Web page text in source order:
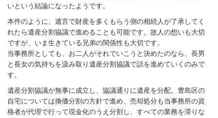
いという結論になったようです。
本件のように、遺言で財産を多くもらう側の相続人が了承してく
れたら遺産分割協議で進めることも可能です。故人の想いも大切
ですが、いま生きている兄弟の関係性も大切です。
当事務所としても、お二人がそれでいこうと決めたのなら、長男
と長女の気持ちを汲み取り遺産分割協議で話を進めていくのみで
す。
遺産分割協議が無事に成立し、協議通りに遺産を分配。豊島区の
自宅については換価分割の方針で進め、売却処分も当事務所の資
格者が代理で行って現金化のうえ分割し、すべての業務を滞りな